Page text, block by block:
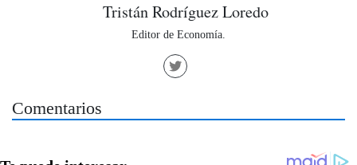
Tristán Rodríguez Loredo
Editor de Economía.
Comentarios